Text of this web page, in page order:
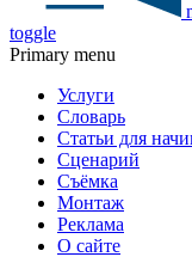
toggle
Primary menu
Услуги
Словарь
Статьи для
Сценарий
Съёмка
Монтаж
Реклама
О сайте